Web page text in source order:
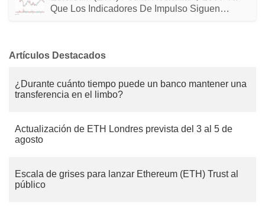
Que Los Indicadores De Impulso Siguen
Artículos Destacados
¿Durante cuánto tiempo puede un banco mantener una
transferencia en el limbo?
Actualización de ETH Londres prevista del 3 al 5 de
agosto
Escala de grises para lanzar Ethereum (ETH) Trust al
público